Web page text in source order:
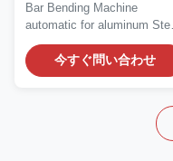
Bar Bending Machine
automatic for aluminum
Bar Bending...
今すぐ問い合わせ